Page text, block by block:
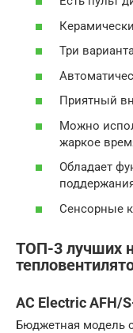
Три
Приятный
Можно
жаркое
Обладает
Сенсорные
ТОП-3 лучших
AC Electric AFH/
Бюджетная модель